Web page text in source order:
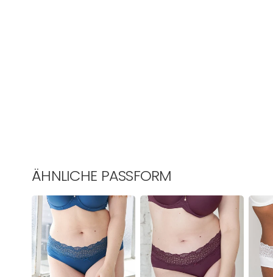
ÄHNLICHE PASSFORM
Panty
Pure
Lace
Ocean
Panty
Pure
Lace
Maroon
Panty
Pure
Lace
Ivory